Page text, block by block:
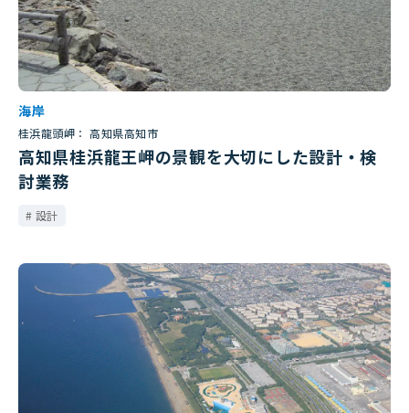
海岸
桂浜龍頭岬： 高知県高知市
高知県桂浜龍王岬の景観を大切にした設計・検
討業務
設計